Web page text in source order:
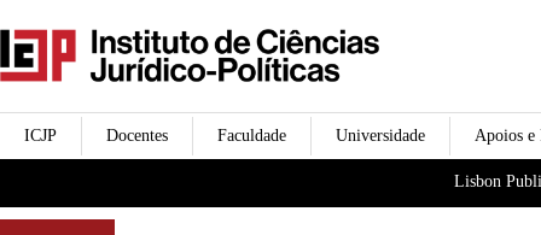
principal
icjp
menu-institucional Apoios e
Universidade
Faculdade
Docentes
ICJP
Lisbon